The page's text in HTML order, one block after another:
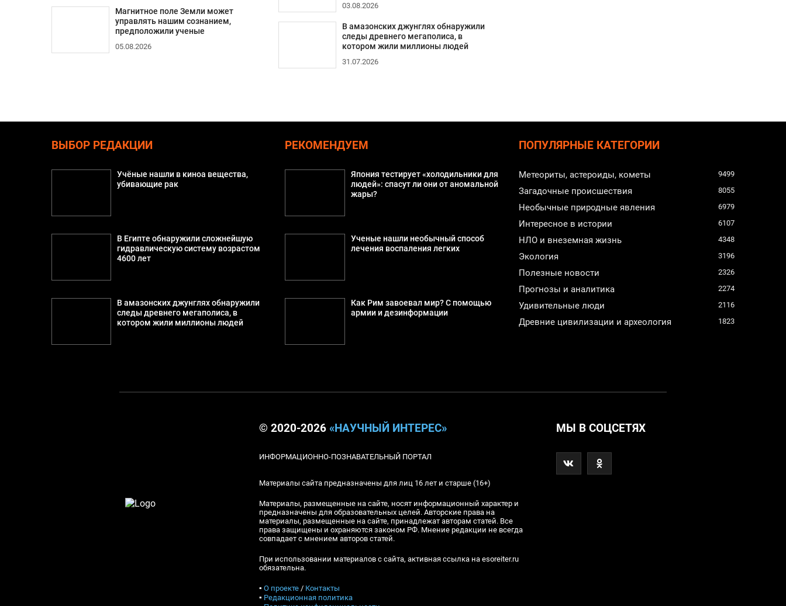
Магнитное поле Земли может
управлять нашим сознанием,
предположили ученые
05.08.2026
03.08.2026
В амазонских джунглях обнаружили
следы древнего мегаполиса, в
котором жили миллионы людей
31.07.2026
ВЫБОР РЕДАКЦИИ
Учёные нашли в киноа вещества,
убивающие рак
В Египте обнаружили сложнейшую
гидравлическую систему возрастом
4600 лет
В амазонских джунглях обнаружили
следы древнего мегаполиса, в
котором жили миллионы людей
РЕКОМЕНДУЕМ
Япония тестирует «холодильники для
людей»: спасут ли они от аномальной
жары?
Ученые нашли необычный способ
лечения воспаления легких
Как Рим завоевал мир? С помощью
армии и дезинформации
ПОПУЛЯРНЫЕ КАТЕГОРИИ
Метеориты, астероиды, кометы 9499
Загадочные происшествия 8055
Необычные природные явления 6979
Интересное в истории 6107
НЛО и внеземная жизнь 4348
Экология 3196
Полезные новости 2326
Прогнозы и аналитика 2274
Удивительные люди 2116
Древние цивилизации и археология 1823
© 2020-2026 «НАУЧНЫЙ ИНТЕРЕС»
ИНФОРМАЦИОННО-ПОЗНАВАТЕЛЬНЫЙ ПОРТАЛ
Материалы сайта предназначены для лиц 16 лет и старше (16+)
Материалы, размещенные на сайте, носят информационный характер и
предназначены для образовательных целей. Авторские права на
материалы, размещенные на сайте, принадлежат авторам статей. Все
права защищены и охраняются законом РФ. Мнение редакции не всегда
совпадает с мнением авторов статей.
При использовании материалов с сайта, активная ссылка на esoreiter.ru
обязательна.
▪ О проекте/ Контакты
▪ Редакционная политика
МЫ В СОЦСЕТЯХ